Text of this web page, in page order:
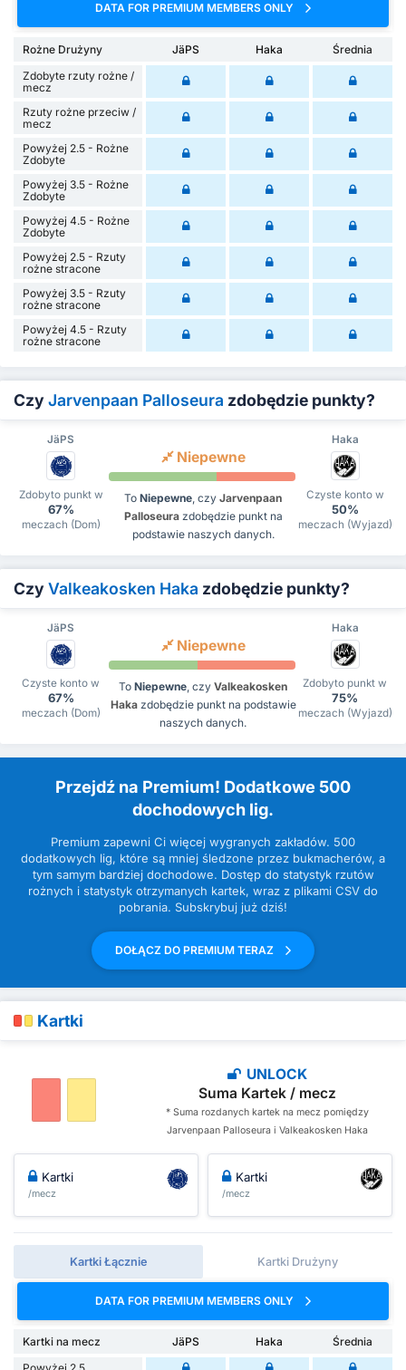
DATA FOR PREMIUM MEMBERS ONLY
Rożne Drużyny JäPS Haka
Średnia
Zdobyte rzuty rożne /
mecz
Rzuty rożne przeciw /
mecz
Powyżej 2.5 - Rożne
Zdobyte
Powyżej 3.5 - Rożne
Zdobyte
Powyżej 4.5 - Rożne
Zdobyte
Powyżej 2.5 - Rzuty
rożne stracone
Powyżej 3.5 - Rzuty
rożne stracone
Powyżej 4.5 - Rzuty
rożne stracone
CzyJarvenpaan Palloseura zdobędzie punkty?
JäPS Haka
Zdobyto punkt w
67%
meczach (Dom)
Niepewne
To Niepewne , czy Jarvenpaan
Palloseurazdobędzie punkt na
podstawie naszych danych.
Czyste konto w
50%
meczach (Wyjazd)
CzyValkeakosken Haka zdobędzie punkty?
JäPS Haka
Czyste konto w
67%
meczach (Dom)
Niepewne
To Niepewne , czy Valkeakosken
Hakazdobędzie punkt na podstawie
naszych danych.
Zdobyto punkt w
75%
meczach (Wyjazd)
Przejdź na Premium! Dodatkowe 500
dochodowych lig.
Premium zapewni Ci więcej wygranych zakładów. 500
dodatkowych lig, które są mniej śledzone przez bukmacherów, a
tym samym bardziej dochodowe. Dostęp do statystyk rzutów
rożnych i statystyk otrzymanych kartek, wraz z plikami CSV do
pobrania. Subskrybuj już dziś!
DOŁĄCZ DO PREMIUM TERAZ
Kartki
UNLOCK
Suma Kartek / mecz
* Suma rozdanych kartek na mecz pomiędzy
Jarvenpaan Palloseura i Valkeakosken Haka
Kartki
/mecz
Kartki
/mecz
Kartki Łącznie Kartki Drużyny
DATA FOR PREMIUM MEMBERS ONLY
Kartki na mecz JäPS Haka
Średnia